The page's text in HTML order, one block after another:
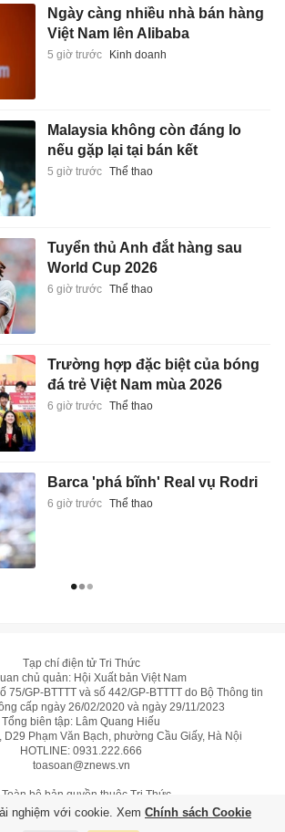
Ngày càng nhiều nhà bán hàng
Việt Nam lên Alibaba
5 giờ trước Kinh doanh
Malaysia không còn đáng lo
nếu gặp lại tại bán kết
5 giờ trước Thể thao
Tuyển thủ Anh đắt hàng sau
World Cup 2026
6 giờ trước Thể thao
Trường hợp đặc biệt của bóng
đá trẻ Việt Nam mùa 2026
6 giờ trước Thể thao
Barca 'phá bĩnh' Real vụ Rodri
6 giờ trước Thể thao
Tạp chí điện tử Tri Thức
chủ quản: Hội Xuất bản Việt Nam
75/GP-BTTTT và số 442/GP-BTTTT do Bộ Thông tin
cấp ngày 26/02/2020 và ngày 29/11/2023
Tổng biên tập: Lâm Quang Hiếu
D29 Phạm Văn Bạch, phường Cầu Giấy, Hà Nội
HOTLINE: 0931.222.666
toasoan@znews.vn
Toàn bộ bản quyền thuộc Tri Thức
nghiệm với cookie. Xem Chính sách Cookie